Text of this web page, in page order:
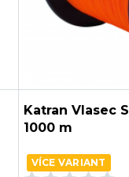
Katran Vlasec
1000 m
VÍCE VARIANT